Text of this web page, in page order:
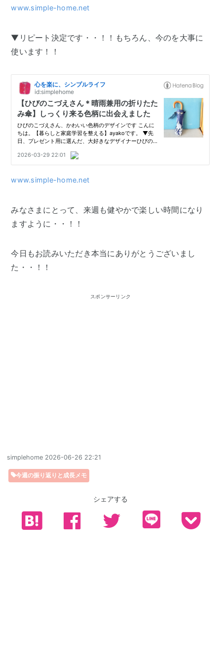
www.simple-home.net
▼リピート決定です・・！！もちろん、今のを大事に
使います！！
www.simple-home.net
みなさまにとって、来週も健やかで楽しい時間になり
ますように・・！！
今日もお読みいただき本当にありがとうございまし
た・・！！
スポンサーリンク
simplehome 2026-06-26 22:21
今週の振り返りと成長メモ
シェアする